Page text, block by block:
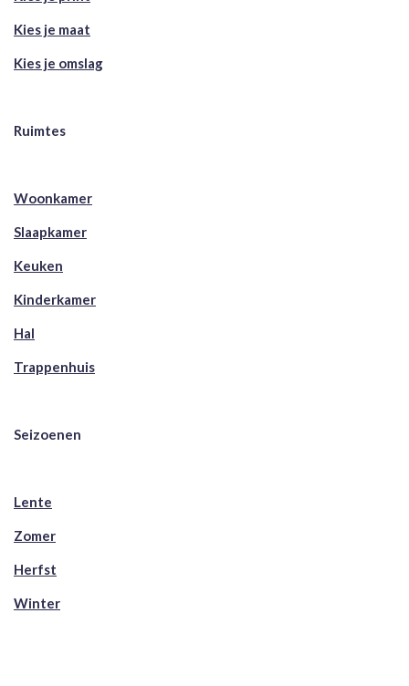
Kies je maat
Kies je omslag
Ruimtes
Woonkamer
Slaapkamer
Keuken
Kinderkamer
Hal
Trappenhuis
Seizoenen
Lente
Zomer
Herfst
Winter